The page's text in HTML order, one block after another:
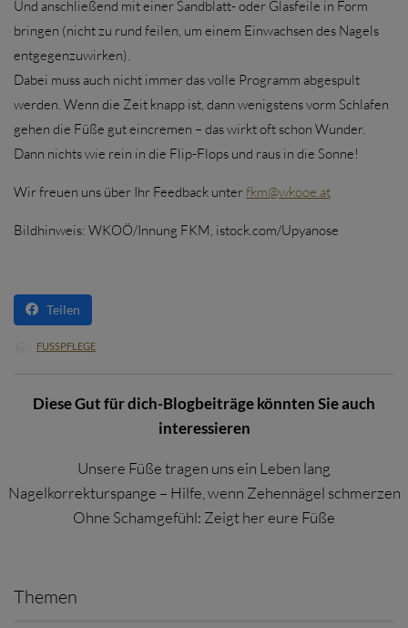
Und anschließend mit einer Sandblatt- oder Glasfeile in Form
bringen (nicht zu rund feilen, um einem Einwachsen des Nagels
entgegenzuwirken).
Dabei muss auch nicht immer das volle Programm abgespult
werden. Wenn die Zeit knapp ist, dann wenigstens vorm Schlafen
gehen die Füße gut eincremen – das wirkt oft schon Wunder.
Dann nichts wie rein in die Flip-Flops und raus in die Sonne!
Wir freuen uns über Ihr Feedback unterfkm@wkooe.at
Bildhinweis: WKOÖ/Innung FKM, istock.com/Upyanose
Teilen
FUSSPFLEGE
Diese Gut für dich-Blogbeiträge könnten Sie auch
interessieren
Unsere Füße tragen uns ein Leben lang
Nagelkorrekturspange – Hilfe, wenn Zehennägel schmerzen
Ohne Schamgefühl: Zeigt her eure Füße
Themen